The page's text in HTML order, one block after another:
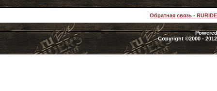
Обратная связь -
Copyright ©2000 -